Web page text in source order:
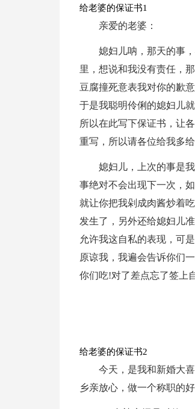
给老婆的保证书1
亲爱的老婆：
媳妇儿呐，那天的事
里，想说和我没有责任，
豆腐撞死意表我对你的歉
于是我聪明伶俐的媳妇儿
所以在此写下保证书，让
重写，所以请各位给我多
媳妇儿，上次的事是
事绝对不会出现下一次，
就让你把我剁成肉酱炒着
发生了，另外还给媳妇儿
允许我这自私的表现，可
原谅我，我遍会告诉你们
你们吃!对了差点忘了签上
给老婆的保证书2
今天，是我和新婚大
乡亲放心，做一个称职的